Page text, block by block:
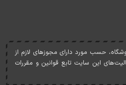
حسب مورد دارای مجوزهای لازم از
اين سايت تابع قوانين و مقررات